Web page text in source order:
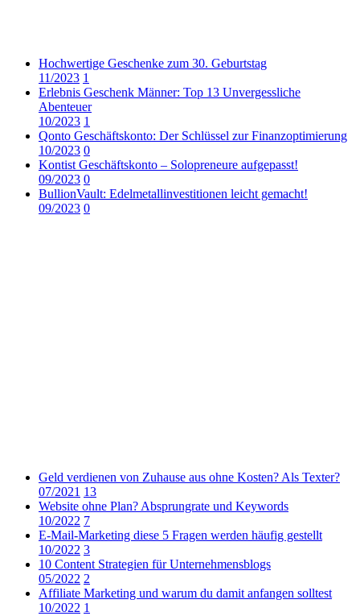
Hochwertige Geschenke zum 30. Geburtstag
11/2023 1
Erlebnis Geschenk Männer: Top 13 Unvergessliche
Abenteuer
10/2023 1
Qonto Geschäftskonto: Der Schlüssel zur Finanzoptimierung
10/2023 0
Kontist Geschäftskonto – Solopreneure aufgepasst!
09/2023 0
BullionVault: Edelmetallinvestitionen leicht gemacht!
09/2023 0
Geld verdienen von Zuhause aus ohne Kosten? Als Texter?
07/2021 13
Website ohne Plan? Absprungrate und Keywords
10/2022 7
E-Mail-Marketing diese 5 Fragen werden häufig gestellt
10/2022 3
10 Content Strategien für Unternehmensblogs
05/2022 2
Affiliate Marketing und warum du damit anfangen solltest
10/2022 1